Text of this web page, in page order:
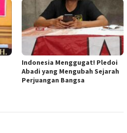
Indonesia Menggugat! Pledoi
Abadi yang Mengubah Sejarah
Perjuangan Bangsa